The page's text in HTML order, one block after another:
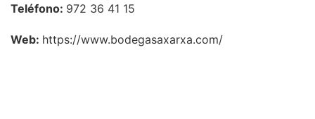
Teléfono: 972 36 41 15
Web: https://www.bodegasaxarxa.com/